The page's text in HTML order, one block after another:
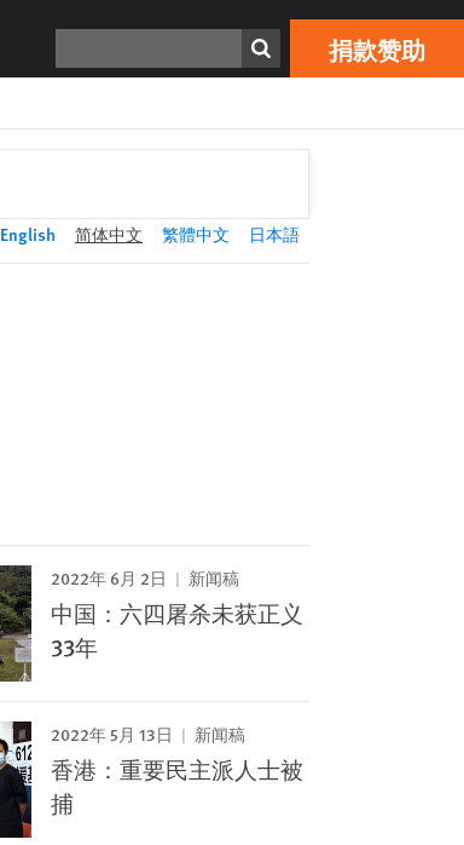
捐款赞助
Print 捐款赞助
English 简体中文 繁體中文 日本語
2022年 6月 2日 新闻稿
中国：六四屠杀未获正义
33年
2022年 5月 13日 新闻稿
香港：重要民主派人士被
捕